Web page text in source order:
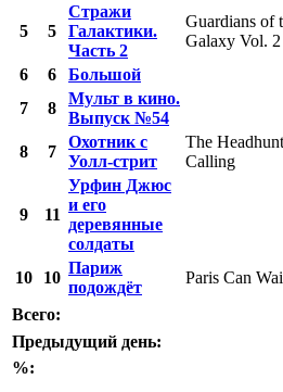
5 5
Стражи
Галактики.
Часть 2
Guardians of
Galaxy Vol. 2
6 6 Большой
7
8
Мульт в кино.
Выпуск №54
8 7
Охотник с
Уолл-стрит
The
Calling
9 11
Урфин Джюс
и его
деревянные
солдаты
10 10
Париж
подождёт
Paris Can
Всего:
Предыдущий день:
%: